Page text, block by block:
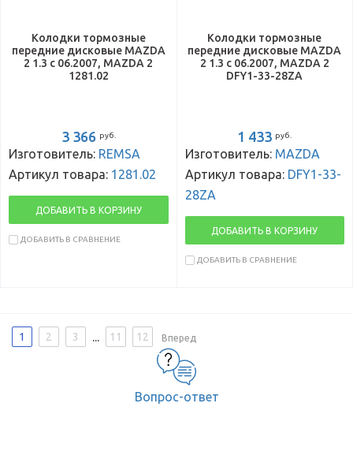
Колодки тормозные
передние дисковые MAZDA
2 1.3 с 06.2007, MAZDA 2
1281.02
3 366 руб.
Изготовитель: REMSA
Артикул товара: 1281.02
ДОБАВИТЬ В КОРЗИНУ
ДОБАВИТЬ В СРАВНЕНИЕ
Колодки тормозные
передние дисковые MAZDA
2 1.3 с 06.2007, MAZDA 2
DFY1-33-28ZA
1 433 руб.
Изготовитель: MAZDA
Артикул товара: DFY1-33-
28ZA
ДОБАВИТЬ В КОРЗИНУ
ДОБАВИТЬ В СРАВНЕНИЕ
1 2 3 ... 11 12 Вперед
Вопрос-ответ